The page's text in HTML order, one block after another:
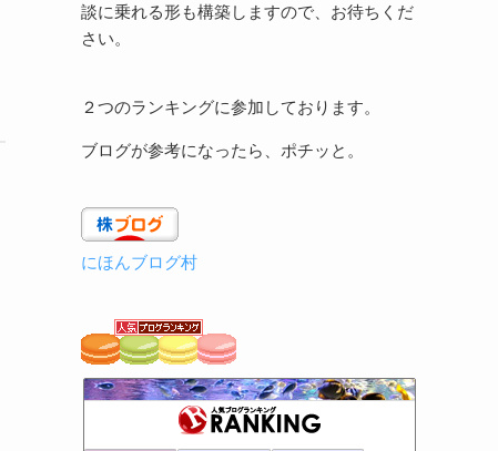
談に乗れる形も構築しますので、お待ちくだ
さい。
２つのランキングに参加しております。
ブログが参考になったら、ポチッと。
にほんブログ村